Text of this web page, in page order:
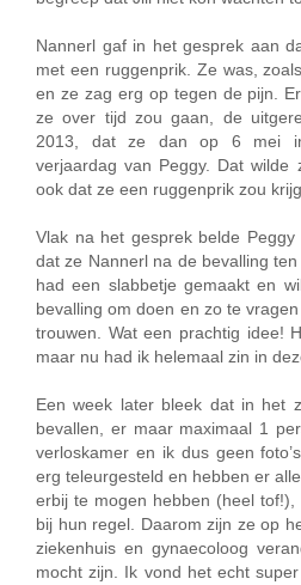
Nannerl gaf in het gesprek aan
met een ruggenprik. Ze was,
en ze zag erg op tegen de pijn.
ze over tijd zou gaan, de
2013, dat ze dan op 6 mei
verjaardag van Peggy. Dat
ook dat ze een ruggenprik zou
Vlak na het gesprek belde
dat ze Nannerl na de bevalling
had een slabbetje gemaakt en
bevalling om doen en zo te
trouwen. Wat een prachtig idee!
maar nu had ik helemaal zin in
Een week later bleek dat in het
bevallen, er maar maximaal 1
verloskamer en ik dus geen
erg teleurgesteld en hebben er
erbij te mogen hebben (heel
bij hun regel. Daarom zijn ze op
ziekenhuis en gynaecoloog
mocht zijn. Ik vond het echt